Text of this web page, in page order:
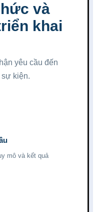
và
khai
yêu cầu đến
kiện.
mô và kết quả